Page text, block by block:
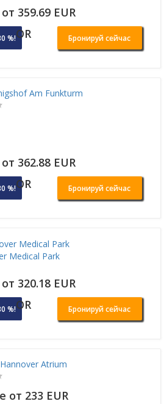
359.69 EUR
%!OR Бронируй сейчас
Am Funkturm
362.88 EUR
%!OR Бронируй сейчас
Medical Park
320.18 EUR
%!OR Бронируй сейчас
Atrium
от 233 EUR